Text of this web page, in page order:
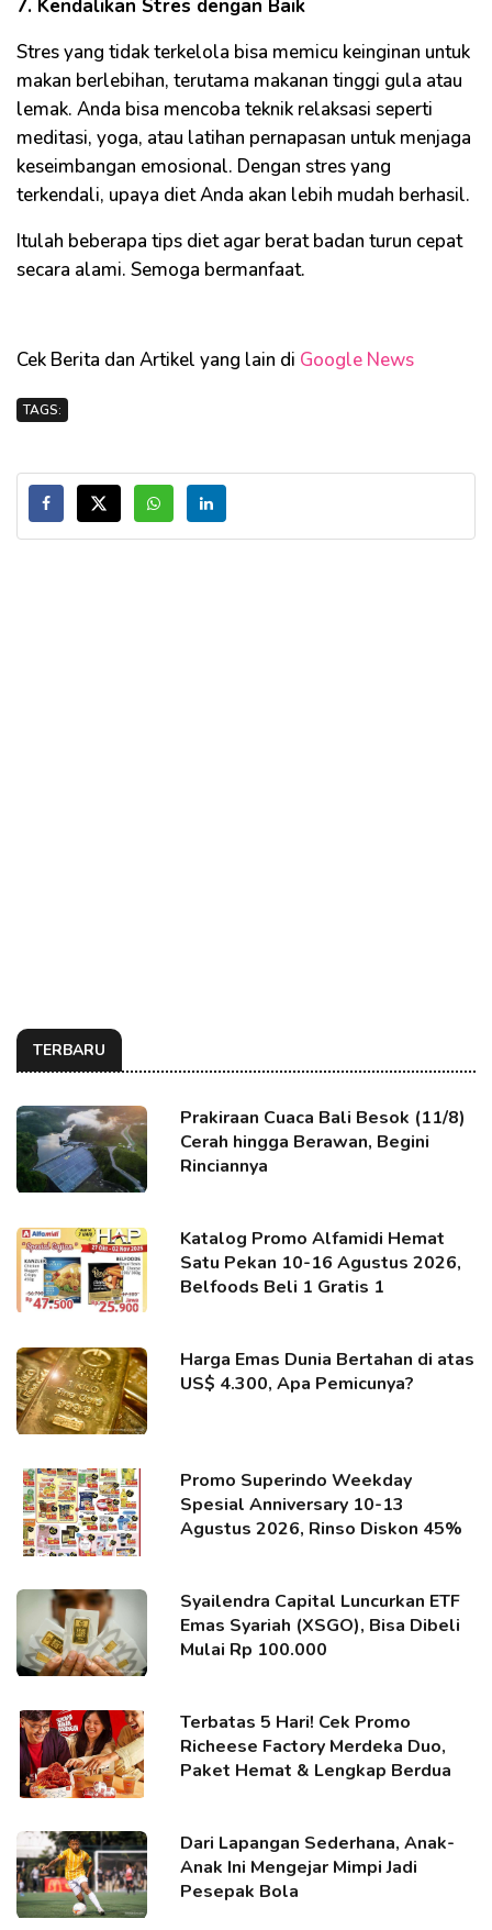
7. Kendalikan Stres dengan Baik
Stres yang tidak terkelola bisa memicu keinginan untuk
makan berlebihan, terutama makanan tinggi gula atau
lemak. Anda bisa mencoba teknik relaksasi seperti
meditasi, yoga, atau latihan pernapasan untuk menjaga
keseimbangan emosional. Dengan stres yang
terkendali, upaya diet Anda akan lebih mudah berhasil.
Itulah beberapa tips diet agar berat badan turun cepat
secara alami. Semoga bermanfaat.
Cek Berita dan Artikel yang lain di Google News
TAGS:
TERBARU
Prakiraan Cuaca Bali Besok (11/8)
Cerah hingga Berawan, Begini
Rinciannya
Katalog Promo Alfamidi Hemat
Satu Pekan 10-16 Agustus 2026,
Belfoods Beli 1 Gratis 1
Harga Emas Dunia Bertahan di atas
US$ 4.300, Apa Pemicunya?
Promo Superindo Weekday
Spesial Anniversary 10-13
Agustus 2026, Rinso Diskon 45%
Syailendra Capital Luncurkan ETF
Emas Syariah (XSGO), Bisa Dibeli
Mulai Rp 100.000
Terbatas 5 Hari! Cek Promo
Richeese Factory Merdeka Duo,
Paket Hemat & Lengkap Berdua
Dari Lapangan Sederhana, Anak-
Anak Ini Mengejar Mimpi Jadi
Pesepak Bola